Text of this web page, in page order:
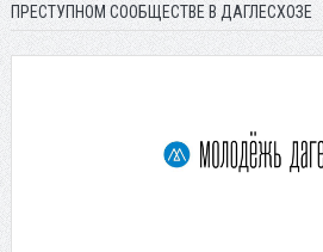
ПРЕСТУПНОМ СООБЩЕСТВЕ В ДАГЛЕСХОЗЕ